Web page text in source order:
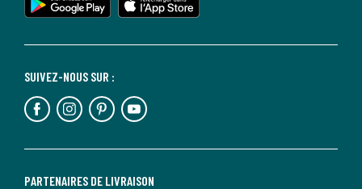
PARTENAIRES DE LIVRAISON
SUIVEZ-NOUS SUR :